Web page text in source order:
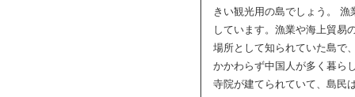
きい観光用の島でしょう。
しています。漁業や海上貿易
場所として知られていた島で
かかわらず中国人が多く暮ら
寺院が建てられていて、島民